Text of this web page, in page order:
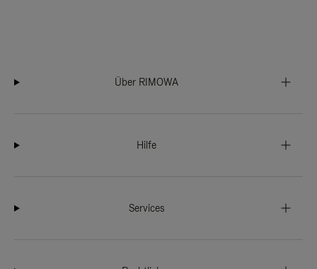
Über RIMOWA
Hilfe
Services